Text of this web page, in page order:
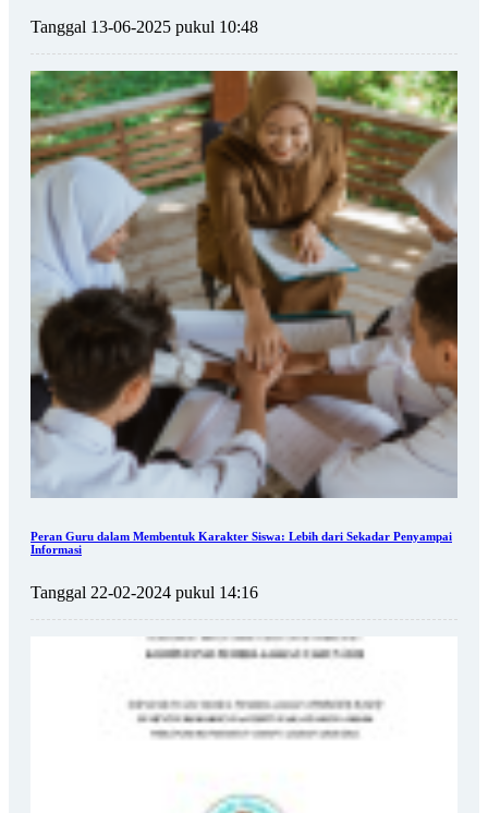
Tanggal 13-06-2025 pukul 10:48
Peran Guru dalam Membentuk Karakter Siswa: Lebih dari Sekadar Penyampai
Informasi
Tanggal 22-02-2024 pukul 14:16